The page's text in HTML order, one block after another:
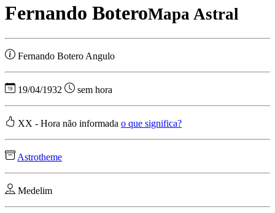
Fernando BoteroMapa Astral
Fernando Botero Angulo
19/04/1932 sem hora
XX - Hora não informada o que significa?
Astrotheme
Medelim